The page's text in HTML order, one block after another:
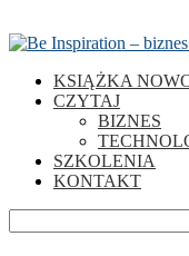
KSIĄŻKA
CZYTAJ
BIZNES
SZKOLENIA
KONTAKT